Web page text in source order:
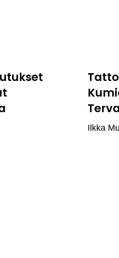
Ilkka